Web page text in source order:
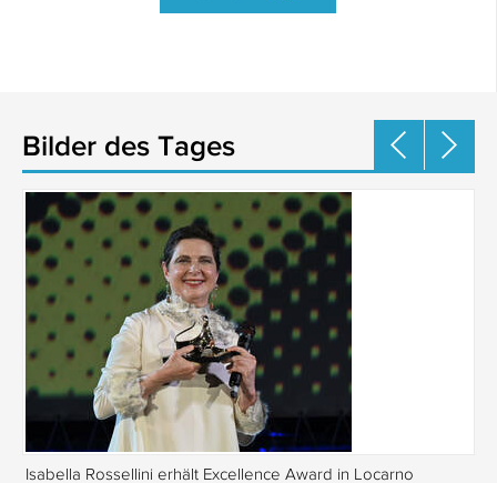
Bilder des Tages
Isabella Rossellini erhält Excellence Award in Locarno